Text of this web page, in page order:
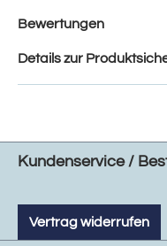
Bewertungen
Details zur
Kundenservice /
Vertrag widerrufen